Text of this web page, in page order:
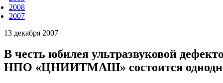
2008
2007
13 декабря 2007
В честь юбилея ультразвуковой
НПО «ЦНИИТМАШ» состоится